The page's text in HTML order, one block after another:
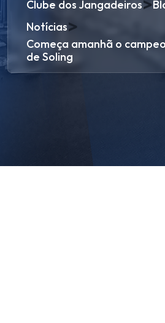
Clube dos Jangadeiros
Notícias>
Começa amanhã o
de Soling